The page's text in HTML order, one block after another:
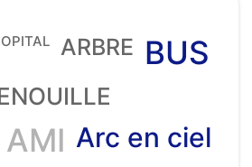
ARBRE BUS
AMI Arc en ciel